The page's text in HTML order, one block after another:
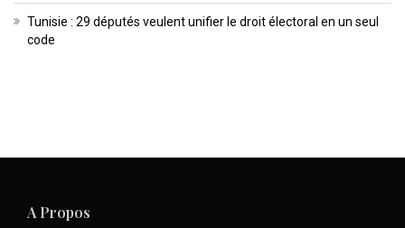
Tunisie : 29 députés veulent unifier le droit électoral en un seul
code
A Propos